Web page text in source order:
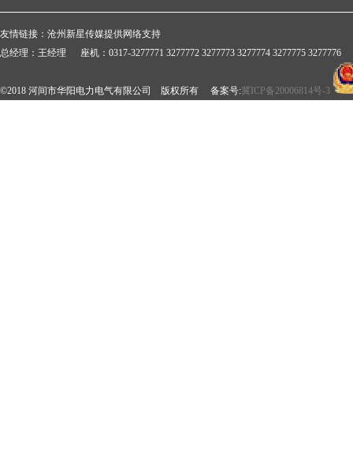
友情链接： 沧州新星传媒提供网络支持
总经理：王经理 座机：0317-3277771 3277772 3277773 3277774 3277775
©2018 河间市华阳电力电气有限公司 版权所有 备案号:冀ICP备20006814号-3